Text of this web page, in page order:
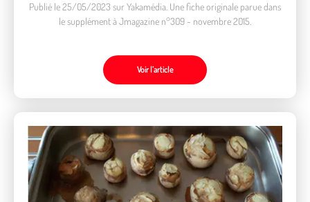
Publié le 25/05/2023 sur Yakamédia. Une fiche originale parue dans
le supplément à Jmagazine n°309 - novembre 2015.
Voir l’article